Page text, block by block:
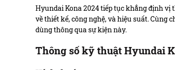
Hyundai Kona 2024 tiếp tục khẳng định
về thiết kế, công nghệ, và hiệu suất.
dùng thông qua sự kiện này.
Thông số kỹ thuật Hyundai